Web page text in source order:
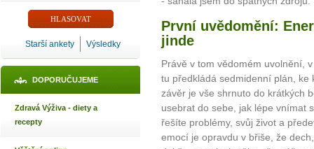
Starší ankety Výsledky
DOPORUČUJEME
Zdravá Výživa - diety a
recepty
První uvědomění:
jinde
Právě v tom vědomém uvolnění,
tu předkládá sedmidenní plán, ke
závěr je vše shrnuto do krátkých
usebrat do sebe, jak lépe vnímat
řešíte problémy, svůj život a
emocí je opravdu v břiše, že